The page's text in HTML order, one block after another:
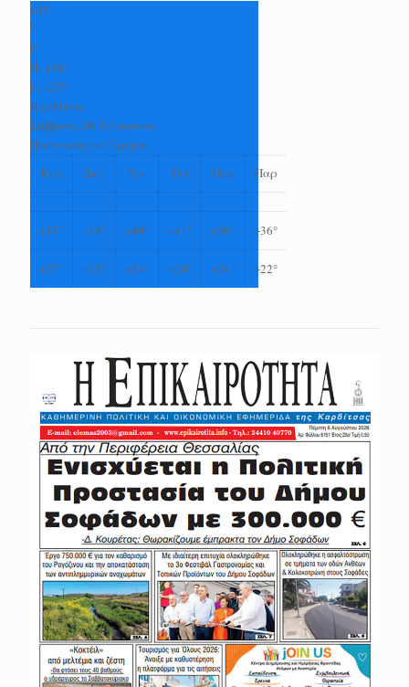
+35
°
C
H: +36°
L: +25°
Καρδίτσα
Σάββατο, 08 Αύγουστος
Πρόγνωση για 7 μέρες
Κυρ
Δευ Τρι Τετ Πεμ Παρ
+37° +38° +40° +41° +38° +36°
+27° +25° +24° +24° +24° +22°